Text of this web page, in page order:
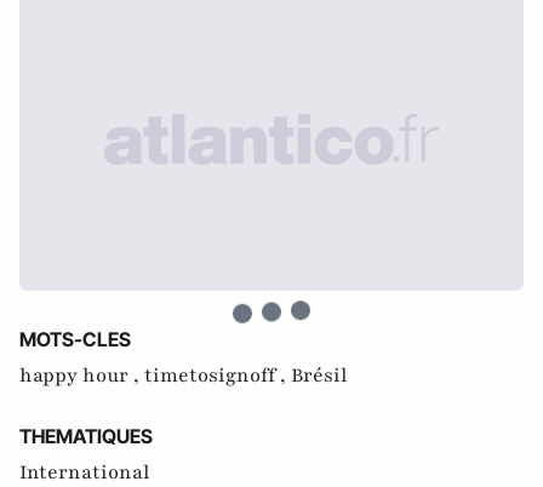
MOTS-CLES
happy hour , timetosignoff , Brésil
THEMATIQUES
International